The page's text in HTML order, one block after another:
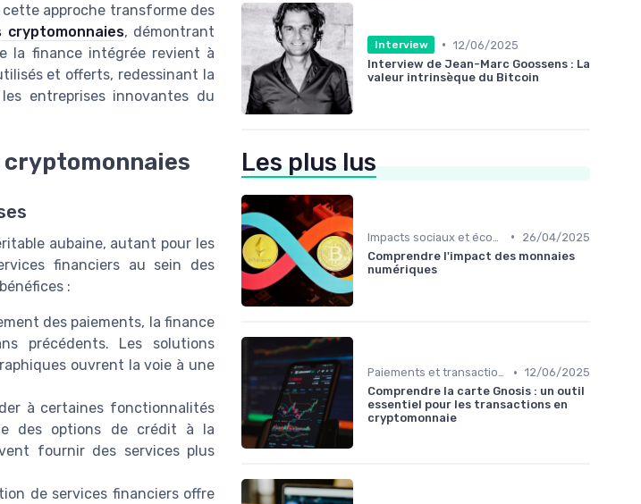
approche transforme des
cryptomonnaies, démontrant
la finance intégrée revient à
et offerts, redessinant la
entreprises innovantes du
cryptomonnaies
aubaine, autant pour les
financiers au sein des
:
des paiements, la finance
précédents. Les solutions
ouvrent la voie à une
à certaines fonctionnalités
des options de crédit à la
fournir des services plus
de services financiers offre
Interview • 12/06/2025
Interview de Jean-Marc Goossens : La
valeur intrinsèque du Bitcoin
Les plus lus
•
26/04/2025
Comprendre l'impact des monnaies
numériques
Paiements et transactions • 12/06/2025
Comprendre la carte Gnosis : un outil
essentiel pour les transactions en
cryptomonnaie